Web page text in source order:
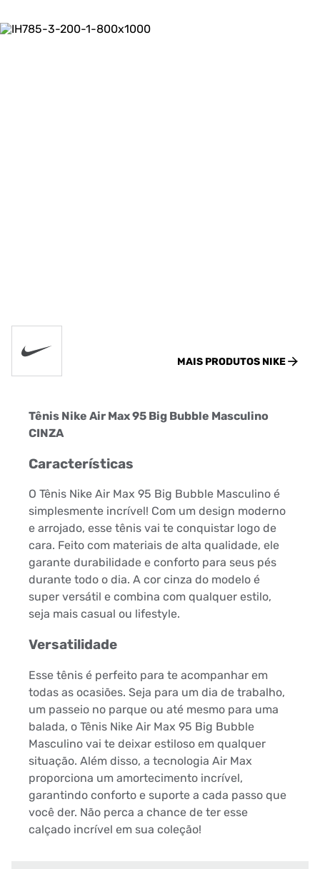
MAIS PRODUTOS NIKE
Tênis Nike Air Max 95 Big Bubble Masculino
CINZA
Características
O Tênis Nike Air Max 95 Big Bubble Masculino é
simplesmente incrível! Com um design moderno
e arrojado, esse tênis vai te conquistar logo de
cara. Feito com materiais de alta qualidade, ele
garante durabilidade e conforto para seus pés
durante todo o dia. A cor cinza do modelo é
super versátil e combina com qualquer estilo,
seja mais casual ou lifestyle.
Versatilidade
Esse tênis é perfeito para te acompanhar em
todas as ocasiões. Seja para um dia de trabalho,
um passeio no parque ou até mesmo para uma
balada, o Tênis Nike Air Max 95 Big Bubble
Masculino vai te deixar estiloso em qualquer
situação. Além disso, a tecnologia Air Max
proporciona um amortecimento incrível,
garantindo conforto e suporte a cada passo que
você der. Não perca a chance de ter esse
calçado incrível em sua coleção!